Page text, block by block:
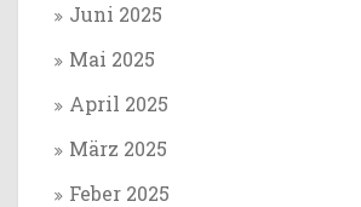
Juni 2025
Mai 2025
April 2025
März 2025
Feber 2025